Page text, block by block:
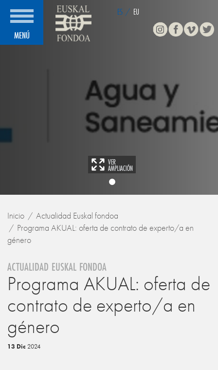
MENÚ
ES / EU
Inicio
Actualidad Euskal fondoa
Programa AKUAL: oferta de contrato de experto/a en
género
ACTUALIDAD EUSKAL FONDOA
Programa AKUAL: oferta de
contrato de experto/a en
género
13 Dic 2024